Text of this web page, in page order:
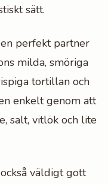
sätt.
perfekt partner
milda, smöriga
tortillan och
enkelt genom att
salt, vitlök och lite
väldigt gott